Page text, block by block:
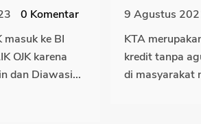
0 Komentar
masuk ke BI
OJK karena
dan Diawasi...
9 Agustus
KTA
kredit tanpa
di masyarakat